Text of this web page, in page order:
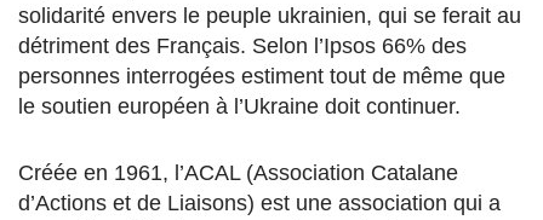
solidarité envers le peuple ukrainien, qui se ferait au
détriment des Français. Selon l’Ipsos 66% des
personnes interrogées estiment tout de même que
le soutien européen à l’Ukraine doit continuer.
Créée en 1961, l’ACAL (Association Catalane
d’Actions et de Liaisons) est une association qui a